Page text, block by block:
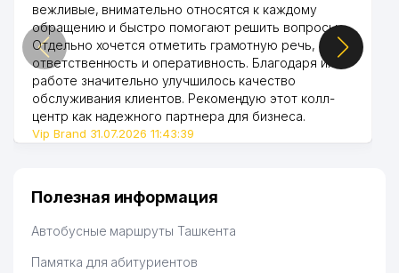
44 OSIYO RESTORANI ООО 940 м
45 ALL BEST SERVICE ООО 983 м
46 AKTIVE IMKON TRADE ЧП 992 м
47 PRO ART DECOR СП ООО 993 м
вежливые, внимательно относятся к каждому
обращению и быстро помогают решить вопросы.
Отдельно хочется отметить грамотную речь,
ответственность и оперативность. Благодаря их
работе значительно улучшилось качество
обслуживания клиентов. Рекомендую этот колл-
центр как надежного партнера для бизнеса.
Vip Brand 31.07.2026 11:43:39
Полезная информация
Автобусные маршруты Ташкента
Памятка для абитуриентов